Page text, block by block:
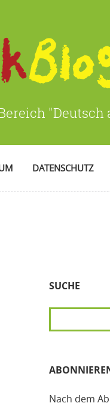
"Deutsch
DATENSCHUTZ
SUCHE
SUCHEN
Nach dem